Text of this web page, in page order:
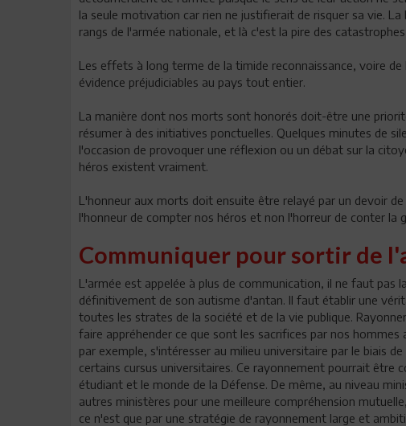
la seule motivation car rien ne justifierait de risquer sa vie.
rangs de l'armée nationale, et là c'est la pire des
Les effets à long terme de la timide reconnaissance, voire
évidence préjudiciables au pays tout entier.
La manière dont nos morts sont honorés doit-être une
résumer à des initiatives ponctuelles. Quelques minutes de
l'occasion de provoquer une réflexion ou un débat sur la
héros existent vraiment.
L'honneur aux morts doit ensuite être relayé par un devoir
l'honneur de compter nos héros et non l'horreur de conter la
Communiquer pour sortir de
L'armée est appelée à plus de communication, il ne faut pas
définitivement de son autisme d'antan. Il faut établir une
toutes les strates de la société et de la vie publique.
faire appréhender ce que sont les sacrifices par nos
par exemple, s'intéresser au milieu universitaire par le biais
certains cursus universitaires. Ce rayonnement pourrait être
étudiant et le monde de la Défense. De même, au niveau
autres ministères pour une meilleure compréhension
ce n'est que par une stratégie de rayonnement large et